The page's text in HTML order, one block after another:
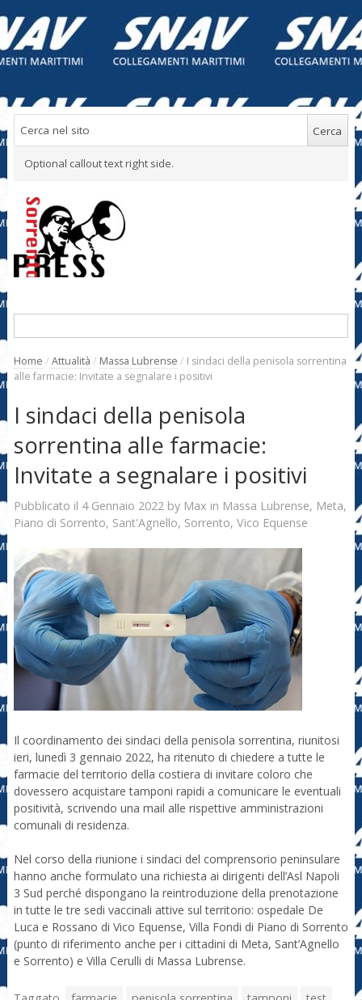
Optional callout text right side.
Home / Attualità / Massa Lubrense / I sindaci della penisola sorrentina
alle farmacie: Invitate a segnalare i positivi
I sindaci della penisola
sorrentina alle farmacie:
Invitate a segnalare i positivi
Pubblicato il 4 Gennaio 2022by Max in Massa Lubrense, Meta,
Piano di Sorrento, Sant'Agnello, Sorrento, Vico Equense
Il coordinamento dei sindaci della penisola sorrentina, riunitosi
ieri, lunedì 3 gennaio 2022, ha ritenuto di chiedere a tutte le
farmacie del territorio della costiera di invitare coloro che
dovessero acquistare tamponi rapidi a comunicare le eventuali
positività, scrivendo una mail alle rispettive amministrazioni
comunali di residenza.
Nel corso della riunione i sindaci del comprensorio peninsulare
hanno anche formulato una richiesta ai dirigenti dell’Asl Napoli
3 Sud perché dispongano la reintroduzione della prenotazione
in tutte le tre sedi vaccinali attive sul territorio: ospedale De
Luca e Rossano di Vico Equense, Villa Fondi di Piano di Sorrento
(punto di riferimento anche per i cittadini di Meta, Sant’Agnello
e Sorrento) e Villa Cerulli di Massa Lubrense.